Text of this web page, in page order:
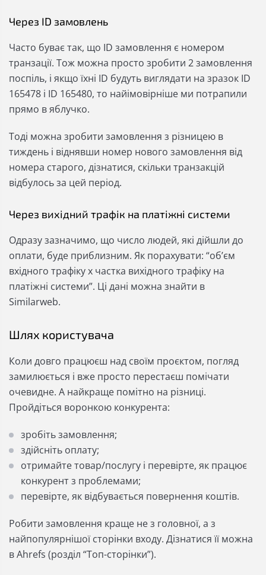
Через ID замовлень
Часто буває так, що ID замовлення є номером
транзації. Тож можна просто зробити 2 замовлення
поспіль, і якщо їхні ID будуть виглядати на зразок ID
165478 і ID 165480, то найімовірніше ми потрапили
прямо в яблучко.
Тоді можна зробити замовлення з різницею в
тиждень і віднявши номер нового замовлення від
номера старого, дізнатися, скільки транзакцій
відбулось за цей період.
Через вихідний трафік на платіжні системи
Одразу зазначимо, що число людей, які дійшли до
оплати, буде приблизним. Як порахувати: “обʼєм
вхідного трафіку х частка вихідного трафіку на
платіжні системи”. Ці дані можна знайти в
Similarweb.
Шлях користувача
Коли довго працюєш над своїм проєктом, погляд
замилюється і вже просто перестаєш помічати
очевидне. А найкраще помітно на різниці.
Пройдіться воронкою конкурента:
зробіть замовлення;
здійсніть оплату;
отримайте товар/послугу і перевірте, як працює
конкурент з проблемами;
перевірте, як відбувається повернення коштів.
Робити замовлення краще не з головної, а з
найпопулярнішої сторінки входу. Дізнатися її можна
в Аhrefs (розділ “Топ-сторінки”).